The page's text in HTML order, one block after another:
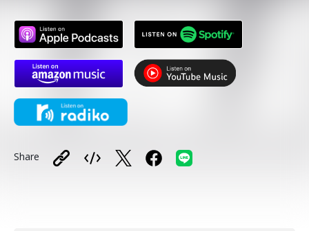
Share